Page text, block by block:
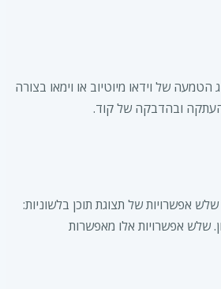
הטמעה של וידאו מיוטיוב או וימאו בצורה
ובהדבקה של קוד.
אפשרויות של תצוגת תוכן בלשוניות:
שלש אפשרויות אלו מאפשרות